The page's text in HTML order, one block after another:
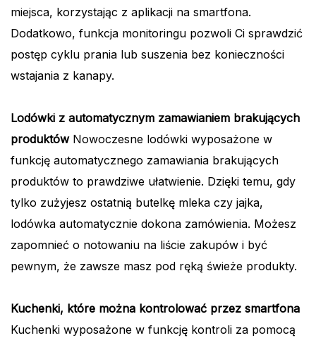
miejsca, korzystając z aplikacji na smartfona.
Dodatkowo, funkcja monitoringu pozwoli Ci sprawdzić
postęp cyklu prania lub suszenia bez konieczności
wstajania z kanapy.
Lodówki z automatycznym zamawianiem brakujących
produktówNowoczesne lodówki wyposażone w
funkcję automatycznego zamawiania brakujących
produktów to prawdziwe ułatwienie. Dzięki temu, gdy
tylko zużyjesz ostatnią butelkę mleka czy jajka,
lodówka automatycznie dokona zamówienia. Możesz
zapomnieć o notowaniu na liście zakupów i być
pewnym, że zawsze masz pod ręką świeże produkty.
Kuchenki, które można kontrolować przez smartfona
Kuchenki wyposażone w funkcję kontroli za pomocą